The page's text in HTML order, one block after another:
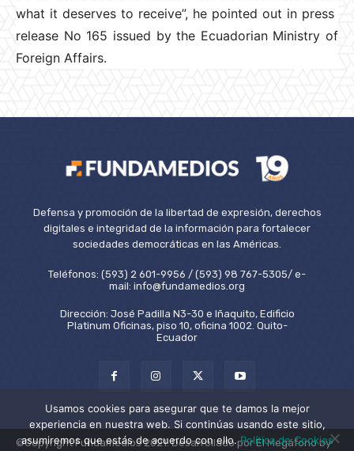
what it deserves to receive”, he pointed out in press
release No 165 issued by the Ecuadorian Ministry of
Foreign Affairs.
Defensa y promoción de la libertad de expresión, derechos
digitales e integridad de la información para fortalecer
sociedades democráticas en las Américas.
Teléfonos: (593) 2 601-9956 / (593) 98 767-5305/ e-
mail: info@fundamedios.org
Dirección: José Padilla N3-30 e Iñaquito, Edificio
Platinum Oficinas, piso 10, oficina 1002. Quito-
Ecuador
©Copyright Fundamedios 2021. Desarrollado por El Megáfono by
Usamos cookies para asegurar que te damos la mejor
experiencia en nuestra web. Si continúas usando este sitio,
asumiremos que estás de acuerdo con ello.Política de Cookies